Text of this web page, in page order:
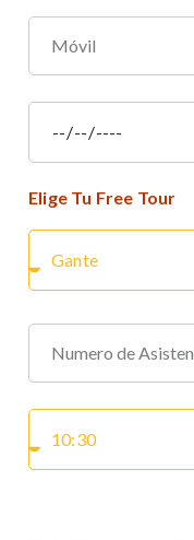
Elige Tu Free Tour